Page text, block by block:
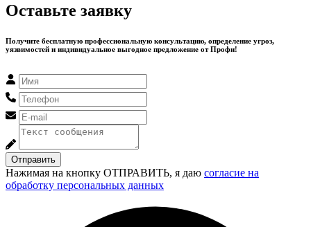
Оставьте заявку
Получите бесплатную профессиональную консультацию, определение угроз,
уязвимостей и индивидуальное выгодное предложение от Профи!
Отправить
Нажимая на кнопку ОТПРАВИТЬ, я даю согласие на
обработку персональных данных